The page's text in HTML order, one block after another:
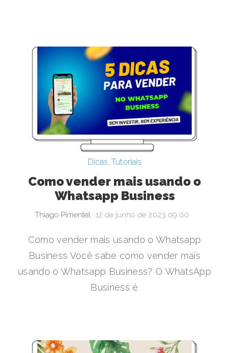
Dicas, Tutoriais
Como vender mais usando o
Whatsapp Business
Thiago Pimentel 12 de junho de 2023 09:00
Como vender mais usando o Whatsapp
Business Você sabe como vender mais
usando o Whatsapp Business? O WhatsApp
Business é